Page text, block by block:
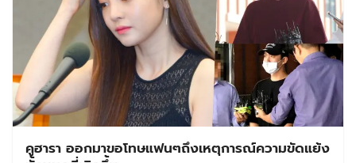
คูฮารา ออกมาขอโทษแฟนๆถึงเหตุการณ์ความขัดแย้ง